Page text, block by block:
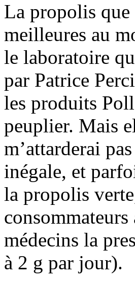
La propolis que
meilleures au
le laboratoire
par Patrice
les produits
peuplier. Mais
m’attarderai
inégale, et
la propolis
médecins la
à 2 g par jour).